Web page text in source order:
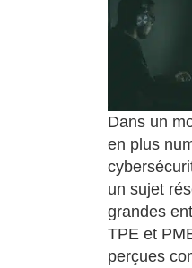
Dans un
en plus
un sujet
grandes
TPE et
perçues